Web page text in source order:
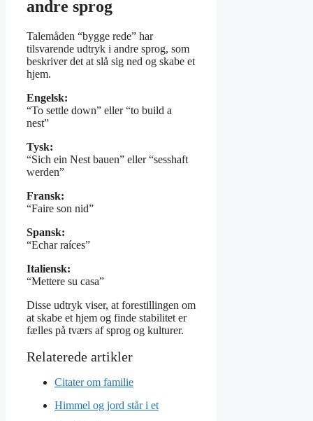
andre sprog
Talemåden “bygge rede” har
tilsvarende udtryk i andre sprog, som
beskriver det at slå sig ned og skabe et
hjem.
Engelsk:
“To settle down” eller “to build a
nest”
Tysk:
“Sich ein Nest bauen” eller “sesshaft
werden”
Fransk:
“Faire son nid”
Spansk:
“Echar raíces”
Italiensk:
“Mettere su casa”
Disse udtryk viser, at forestillingen om
at skabe et hjem og finde stabilitet er
fælles på tværs af sprog og kulturer.
Citater om familie
Himmel og jord står i et